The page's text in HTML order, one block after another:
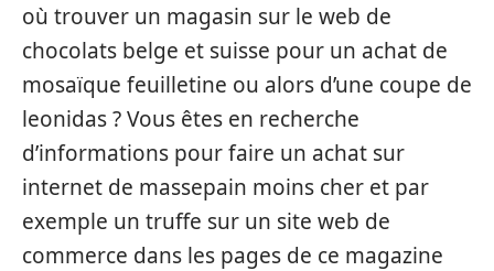
où trouver un magasin sur le web de
chocolats belge et suisse pour un achat de
mosaïque feuilletine ou alors d’une coupe de
leonidas ? Vous êtes en recherche
d’informations pour faire un achat sur
internet de massepain moins cher et par
exemple un truffe sur un site web de
commerce dans les pages de ce magazine